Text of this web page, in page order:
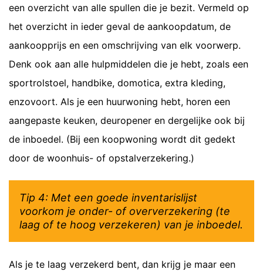
een overzicht van alle spullen die je bezit. Vermeld op
het overzicht in ieder geval de aankoopdatum, de
aankoopprijs en een omschrijving van elk voorwerp.
Denk ook aan alle hulpmiddelen die je hebt, zoals een
sportrolstoel, handbike, domotica, extra kleding,
enzovoort. Als je een huurwoning hebt, horen een
aangepaste keuken, deuropener en dergelijke ook bij
de inboedel. (Bij een koopwoning wordt dit gedekt
door de woonhuis- of opstalverzekering.)
Tip 4: Met een goede inventarislijst
voorkom je onder- of oververzekering (te
laag of te hoog verzekeren) van je inboedel.
Als je te laag verzekerd bent, dan krijg je maar een